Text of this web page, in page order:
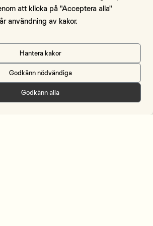
att klicka på "Acceptera alla"
användning av kakor.
Hantera kakor
Godkänn nödvändiga
Godkänn alla
Meny